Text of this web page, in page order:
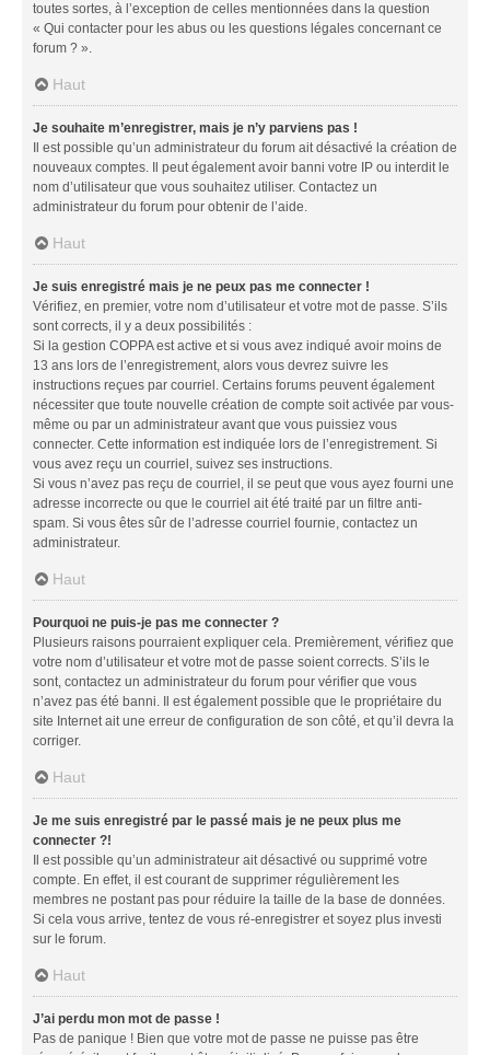
toutes sortes, à l’exception de celles mentionnées dans la question
« Qui contacter pour les abus ou les questions légales concernant ce
forum ? ».
Haut
Je souhaite m’enregistrer, mais je n’y parviens pas !
Il est possible qu’un administrateur du forum ait désactivé la création de
nouveaux comptes. Il peut également avoir banni votre IP ou interdit le
nom d’utilisateur que vous souhaitez utiliser. Contactez un
administrateur du forum pour obtenir de l’aide.
Haut
Je suis enregistré mais je ne peux pas me connecter !
Vérifiez, en premier, votre nom d’utilisateur et votre mot de passe. S’ils
sont corrects, il y a deux possibilités :
Si la gestion COPPA est active et si vous avez indiqué avoir moins de
13 ans lors de l’enregistrement, alors vous devrez suivre les
instructions reçues par courriel. Certains forums peuvent également
nécessiter que toute nouvelle création de compte soit activée par vous-
même ou par un administrateur avant que vous puissiez vous
connecter. Cette information est indiquée lors de l’enregistrement. Si
vous avez reçu un courriel, suivez ses instructions.
Si vous n’avez pas reçu de courriel, il se peut que vous ayez fourni une
adresse incorrecte ou que le courriel ait été traité par un filtre anti-
spam. Si vous êtes sûr de l’adresse courriel fournie, contactez un
administrateur.
Haut
Pourquoi ne puis-je pas me connecter ?
Plusieurs raisons pourraient expliquer cela. Premièrement, vérifiez que
votre nom d’utilisateur et votre mot de passe soient corrects. S’ils le
sont, contactez un administrateur du forum pour vérifier que vous
n’avez pas été banni. Il est également possible que le propriétaire du
site Internet ait une erreur de configuration de son côté, et qu’il devra la
corriger.
Haut
Je me suis enregistré par le passé mais je ne peux plus me
connecter ?!
Il est possible qu’un administrateur ait désactivé ou supprimé votre
compte. En effet, il est courant de supprimer régulièrement les
membres ne postant pas pour réduire la taille de la base de données.
Si cela vous arrive, tentez de vous ré-enregistrer et soyez plus investi
sur le forum.
Haut
J’ai perdu mon mot de passe !
Pas de panique ! Bien que votre mot de passe ne puisse pas être